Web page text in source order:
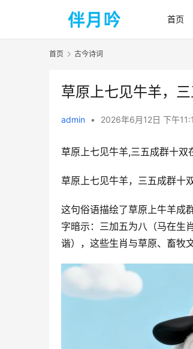
首页
首页 古今诗词
草原上七见牛羊，
admin • 2026年6月12日 下午
草原上七见牛羊,三五成群十双
草原上七见牛羊，三五成群十
这句俗语描绘了草原上牛羊成
字暗示：三加五为八（马在生
谐），这些生肖与草原、畜牧